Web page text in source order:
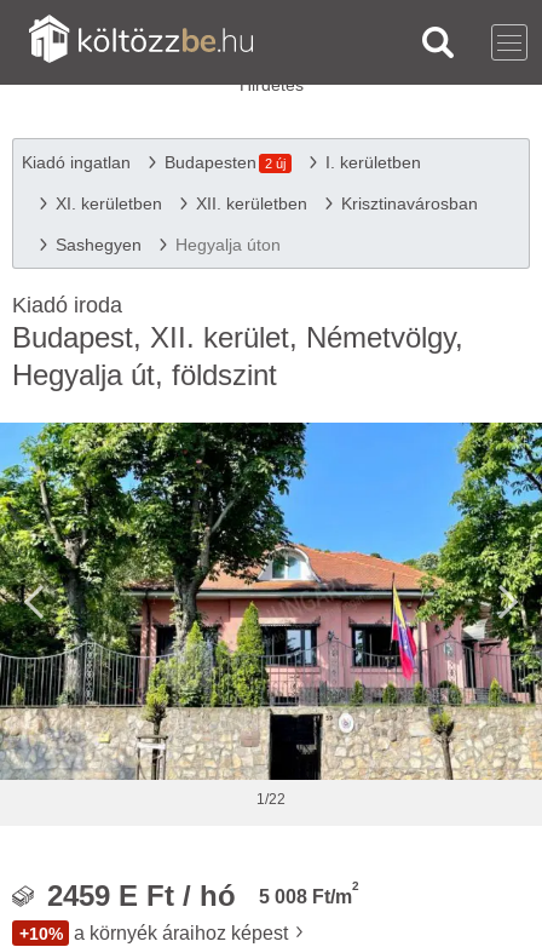
Kiadó ingatlan Budapesten 2 új I. kerületben
XI. kerületben XII. kerületben Krisztinavárosban
Sashegyen Hegyalja úton
Kiadó iroda
Budapest, XII. kerület, Németvölgy,
Hegyalja út, földszint
1/22
2459 E Ft / hó 5 008 Ft/m
2
+10% a környék áraihoz képest